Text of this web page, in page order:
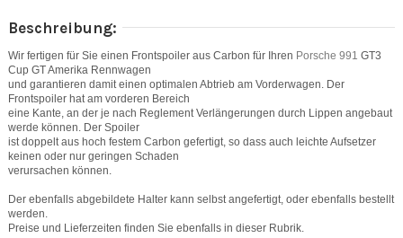
Beschreibung:
Wir fertigen für Sie einen Frontspoiler aus Carbon für Ihren Porsche 991 GT3
Cup GT Amerika Rennwagen
und garantieren damit einen optimalen Abtrieb am Vorderwagen. Der
Frontspoiler hat am vorderen Bereich
eine Kante, an der je nach Reglement Verlängerungen durch Lippen angebaut
werde können. Der Spoiler
ist doppelt aus hoch festem Carbon gefertigt, so dass auch leichte Aufsetzer
keinen oder nur geringen Schaden
verursachen können.
Der ebenfalls abgebildete Halter kann selbst angefertigt, oder ebenfalls bestellt
werden.
Preise und Lieferzeiten finden Sie ebenfalls in dieser Rubrik.